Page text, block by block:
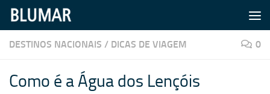
Skip to content
DESTINOS NACIONAIS / DICAS DE VIAGEM 0
Como é a Água dos Lençóis